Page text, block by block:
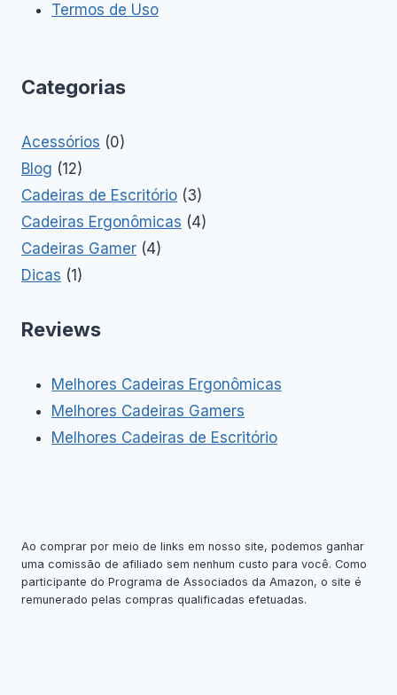
Termos de Uso
Categorias
Acessórios (0)
Blog (12)
Cadeiras de Escritório (3)
Cadeiras Ergonômicas (4)
Cadeiras Gamer (4)
Dicas (1)
Reviews
Melhores Cadeiras Ergonômicas
Melhores Cadeiras Gamers
Melhores Cadeiras de Escritório
Ao comprar por meio de links em nosso site, podemos ganhar
uma comissão de afiliado sem nenhum custo para você. Como
participante do Programa de Associados da Amazon, o site é
remunerado pelas compras qualificadas efetuadas.